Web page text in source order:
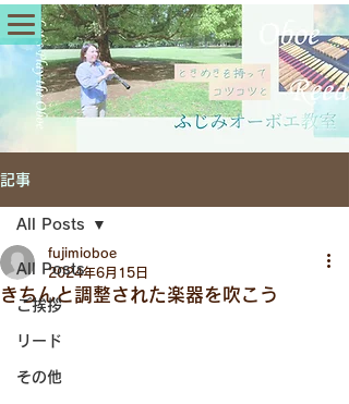
記事
All Posts
ご挨拶
リード
その他
All Posts
きちんと調整された楽器を吹こう
fujimioboe
2024年6月15日